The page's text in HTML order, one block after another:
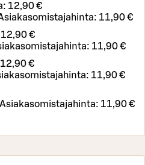
12,90 €
11,90 €
12,90 €
11,90 €
12,90 €
11,90 €
Asiakasomistajahinta: 11,90 €